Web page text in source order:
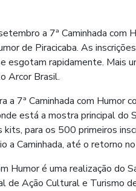
a 7ª Caminhada com
de Piracicaba. As
esgotam rapidamente. Mais
Arcor Brasil.
a 7ª Caminhada com
está a mostra principal do
kits, para os 500 primeiros
a Caminhada, até o retorno
Humor é uma realização do
de Ação Cultural e Turismo